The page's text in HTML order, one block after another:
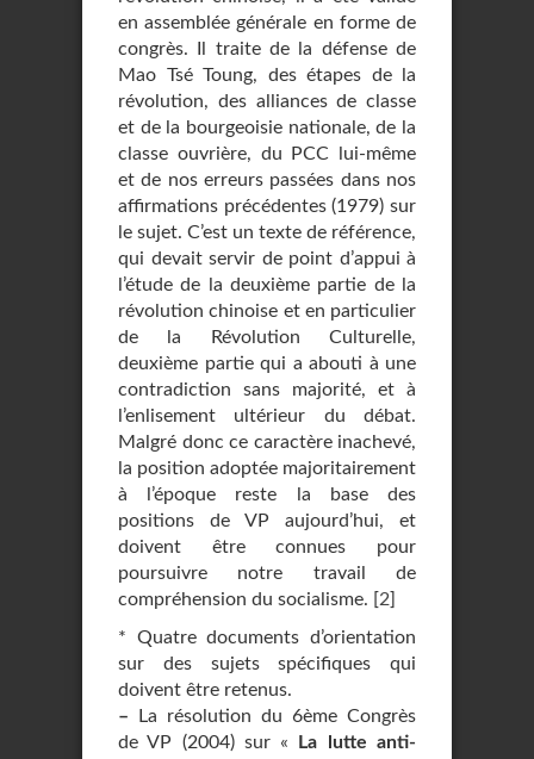
en assemblée générale en forme de
congrès. Il traite de la défense de
Mao Tsé Toung, des étapes de la
révolution, des alliances de classe
et de la bourgeoisie nationale, de la
classe ouvrière, du PCC lui-même
et de nos erreurs passées dans nos
affirmations précédentes (1979) sur
le sujet. C’est un texte de référence,
qui devait servir de point d’appui à
l’étude de la deuxième partie de la
révolution chinoise et en particulier
de la Révolution Culturelle,
deuxième partie qui a abouti à une
contradiction sans majorité, et à
l’enlisement ultérieur du débat.
Malgré donc ce caractère inachevé,
la position adoptée majoritairement
à l’époque reste la base des
positions de VP aujourd’hui, et
doivent être connues pour
poursuivre notre travail de
compréhension du socialisme. [2]
* Quatre documents d’orientation
sur des sujets spécifiques qui
doivent être retenus.
– La résolution du 6ème Congrès
de VP (2004) sur «
La lutte anti-